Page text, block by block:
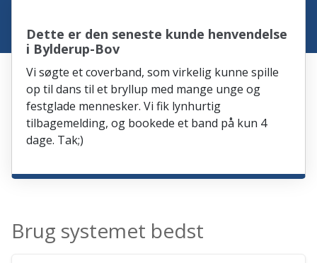
Dette er den seneste kunde henvendelse
i Bylderup-Bov
Vi søgte et coverband, som virkelig kunne spille
op til dans til et bryllup med mange unge og
festglade mennesker. Vi fik lynhurtig
tilbagemelding, og bookede et band på kun 4
dage. Tak;)
Brug systemet bedst